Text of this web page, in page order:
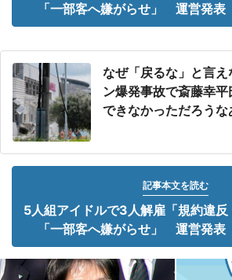
「一部客へ嫌がらせ」 運営発表
なぜ「戻るな」と言
ン爆発事故で斎藤幸
できなかっただろうな
記事本文を読む
5人組アイドルで3人解雇「規約違反
「一部客へ嫌がらせ」 運営発表